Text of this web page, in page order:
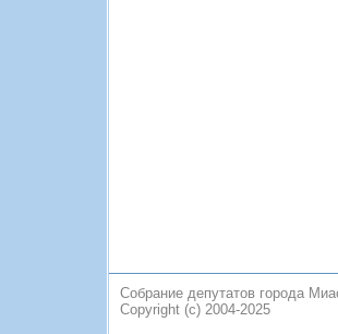
Собрание депутатов города
Copyright (c) 2004-2025